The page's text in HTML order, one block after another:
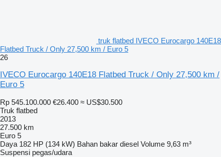
truk flatbed IVECO Eurocargo 140E18
Flatbed Truck / Only 27,500 km / Euro 5
26
IVECO Eurocargo 140E18 Flatbed Truck / Only 27,500 km /
Euro 5
Rp 545.100.000 €26.400 ≈ US$30.500
Truk flatbed
2013
27.500 km
Euro 5
Daya 182 HP (134 kW) Bahan bakar diesel Volume 9,63 m³
Suspensi pegas/udara